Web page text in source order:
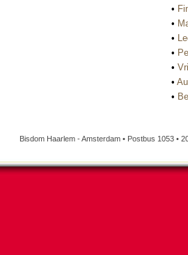
•
•
•
•
•
•
•
Bisdom Haarlem - Amsterdam • Postbus 1053 •